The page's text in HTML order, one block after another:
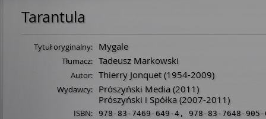
Tarantula
Tytuł oryginalny: Mygale
Tłumacz: Tadeusz Markowski
Autor: Thierry Jonquet (1954-2009)
Wydawcy: Prószyński Media (2011)
Prószyński i Spółka (2007-2011)
ISBN: 978-83-7469-649-4 , 978-83-7648-905-